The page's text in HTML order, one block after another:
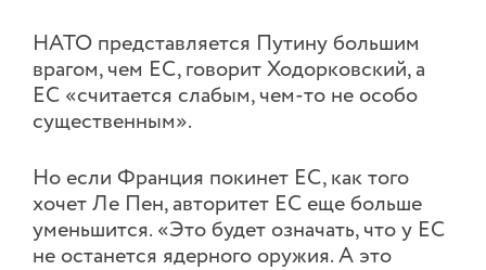
НАТО представляется Путину большим
врагом, чем ЕС, говорит Ходорковский, а
ЕС «считается слабым, чем-то не особо
существенным».
Но если Франция покинет ЕС, как того
хочет Ле Пен, авторитет ЕС еще больше
уменьшится. «Это будет означать, что у ЕС
не останется ядерного оружия. А это